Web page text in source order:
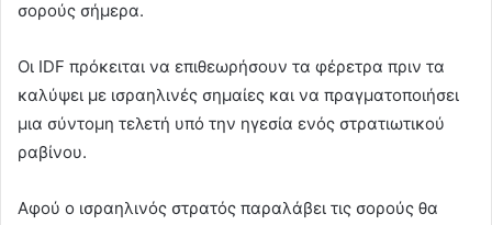
σορούς σήμερα.
Οι IDF πρόκειται να επιθεωρήσουν τα φέρετρα πριν τα
καλύψει με ισραηλινές σημαίες και να πραγματοποιήσει
μια σύντομη τελετή υπό την ηγεσία ενός στρατιωτικού
ραβίνου.
Αφού ο ισραηλινός στρατός παραλάβει τις σορούς θα